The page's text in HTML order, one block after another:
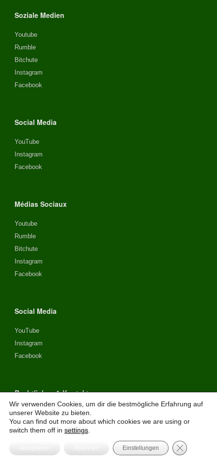
Soziale Medien
Youtube
Rumble
Bitchute
Instagram
Facebook
Social Media
YouTube
Instagram
Facebook
Médias Sociaux
Youtube
Rumble
Bitchute
Instagram
Facebook
Social Media
YouTube
Instagram
Facebook
Rechtliches & Kontakt
Sie möchten auch ins Paradies?
Newsletter bestellen
Impressum
Wir verwenden Cookies, um dir die bestmögliche Erfahrung auf
unserer Website zu bieten.
You can find out more about which cookies we are using or
switch them off in settings
Einstellungen GDPR